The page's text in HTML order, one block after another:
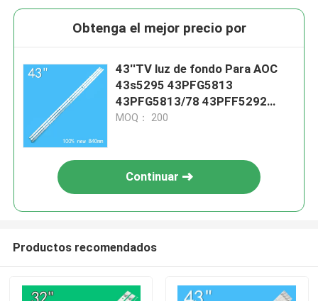
Obtenga el mejor precio por
43''TV luz de fondo Para AOC
43s5295 43PFG5813
43PFG5813/78 43PFF5292
CEJJ-LB430Z-9S1P-M3030-D-
MOQ： 200
Continuar
Productos recomendados